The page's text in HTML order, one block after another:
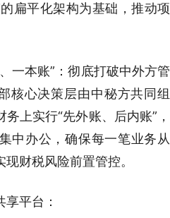
扁平化架构为基础，推动项
一本账”：彻底打破中外方管
核心决策层由中秘方共同组
上实行“先外账、后内账”，
中办公，确保每一笔业务从
财税风险前置管控。
平台：